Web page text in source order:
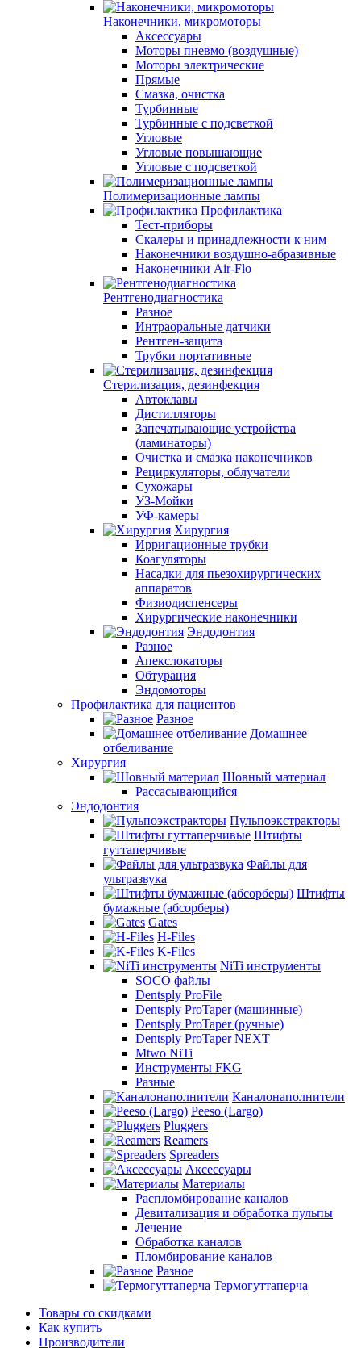
Наконечники, микромоторы
Аксессуары
Моторы пневмо (воздушные)
Моторы электрические
Прямые
Смазка, очистка
Турбинные
Турбинные с подсветкой
Угловые
Угловые повышающие
Угловые с подсветкой
Полимеризационные лампы
Профилактика
Тест-приборы
Скалеры и принадлежности к ним
Наконечники воздушно-абразивные
Наконечники Air-Flo
Рентгенодиагностика
Разное
Интраоральные датчики
Рентген-защита
Трубки портативные
Стерилизация, дезинфекция
Автоклавы
Дистилляторы
Запечатывающие устройства
(ламинаторы)
Очистка и смазка наконечников
Рециркуляторы, облучатели
Сухожары
УЗ-Мойки
УФ-камеры
Хирургия
Ирригационные трубки
Коагуляторы
Насадки для пьезохирургических
аппаратов
Физиодиспенсеры
Хирургические наконечники
Эндодонтия
Разное
Апекслокаторы
Обтурация
Эндомоторы
Профилактика для пациентов
Разное
Домашнее
отбеливание
Хирургия
Шовный материал
Рассасывающийся
Эндодонтия
Пульпоэкстракторы
Штифты
гуттаперчивые
Файлы для
ультразвука
Штифты
бумажные (абсорберы)
Gates
H-Files
K-Files
NiTi инструменты
SOCO файлы
Dentsply ProFile
Dentsply ProTaper (машинные)
Dentsply ProTaper (ручные)
Dentsply ProTaper NEXT
Mtwo NiTi
Инструменты FKG
Разные
Каналонаполнители
Peeso (Largo)
Pluggers
Reamers
Spreaders
Аксессуары
Материалы
Распломбирование каналов
Девитализация и обработка пульпы
Лечение
Обработка каналов
Пломбирование каналов
Разное
Термогуттаперча
Товары со скидками
Как купить
Производители